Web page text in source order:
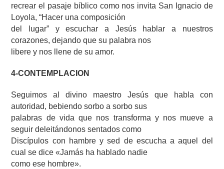
recrear el pasaje bíblico como nos invita San Ignacio de
Loyola, “Hacer una composición
del lugar” y escuchar a Jesús hablar a nuestros
corazones, dejando que su palabra nos
libere y nos llene de su amor.
4-CONTEMPLACION
Seguimos al divino maestro Jesús que habla con
autoridad, bebiendo sorbo a sorbo sus
palabras de vida que nos transforma y nos mueve a
seguir deleitándonos sentados como
Discípulos con hambre y sed de escucha a aquel del
cual se dice «Jamás ha hablado nadie
como ese hombre».